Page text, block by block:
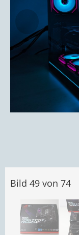
Bild 49 von 74